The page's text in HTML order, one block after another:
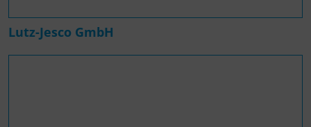
Lutz-Jesco GmbH